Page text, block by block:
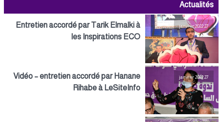
Actualités
27 janvier 2022
Entretien accordé par Tarik Elmalki à
les Inspirations ECO
27 janvier 2022
Vidéo – entretien accordé par Hanane
Rihabe à LeSiteInfo